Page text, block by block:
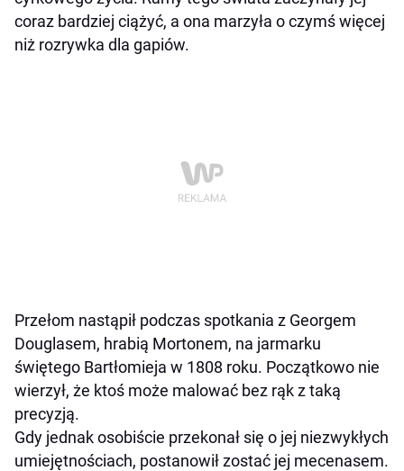
coraz bardziej ciążyć, a ona marzyła o czymś więcej
niż rozrywka dla gapiów.
Przełom nastąpił podczas spotkania z Georgem
Douglasem, hrabią Mortonem, na jarmarku
świętego Bartłomieja w 1808 roku. Początkowo nie
wierzył, że ktoś może malować bez rąk z taką
precyzją.
Gdy jednak osobiście przekonał się o jej niezwykłych
umiejętnościach, postanowił zostać jej mecenasem.